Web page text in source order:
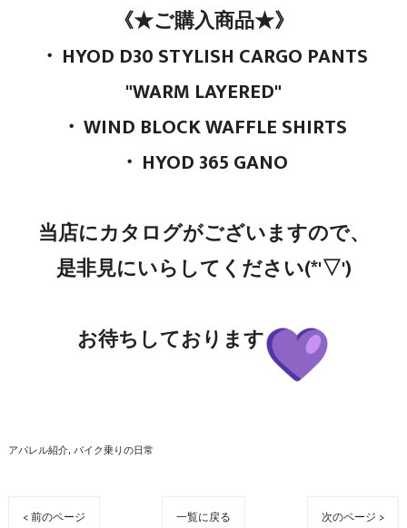
《★ご購入商品★》
・ HYOD D30 STYLISH CARGO PANTS
"WARM LAYERED"
・ WIND BLOCK WAFFLE SHIRTS
・ HYOD 365 GANO
当店にカタログがございますので、
是非見にいらしてください(*'▽')
お待ちしております
アパレル紹介 バイク乗りの日常
< 前のページ 一覧に戻る 次のページ >